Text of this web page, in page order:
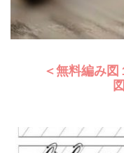
＜無料編み